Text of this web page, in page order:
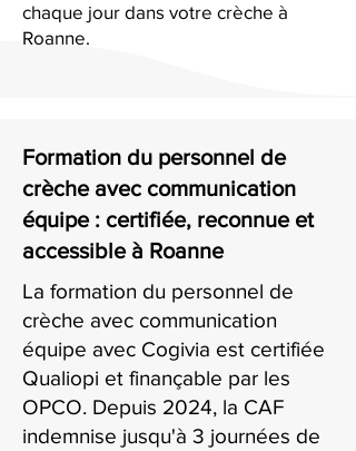
chaque jour dans votre crèche à
Roanne.
Formation du personnel de
crèche avec communication
équipe : certifiée, reconnue et
accessible à Roanne
La formation du personnel de
crèche avec communication
équipe avec Cogivia est certifiée
Qualiopi et finançable par les
OPCO. Depuis 2024, la CAF
indemnise jusqu'à 3 journées de